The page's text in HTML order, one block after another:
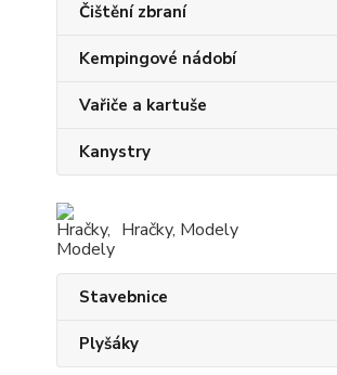
Čištění zbraní
Kempingové nádobí
Vařiče a kartuše
Kanystry
Hračky, Modely
Stavebnice
Plyšáky